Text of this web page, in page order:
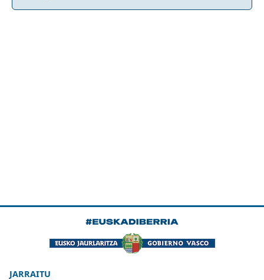
JARRAITU